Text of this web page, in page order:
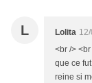
L Lolita
<br />
que ce
reine si